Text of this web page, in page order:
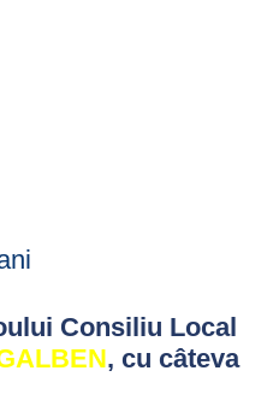
Consiliu Local
, cu câteva